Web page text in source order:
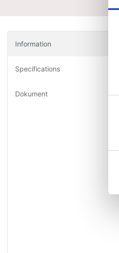
Information
Specifications
Dokument